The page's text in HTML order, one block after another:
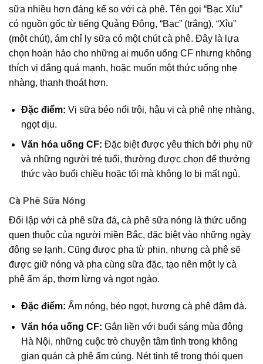
sữa nhiều hơn đáng kể so với cà phê. Tên gọi “Bạc Xỉu”
có nguồn gốc từ tiếng Quảng Đông, “Bạc” (trắng), “Xỉu”
(một chút), ám chỉ ly sữa có một chút cà phê. Đây là lựa
chọn hoàn hảo cho những ai muốn uống CF nhưng không
thích vị đắng quá mạnh, hoặc muốn một thức uống nhẹ
nhàng, thanh thoát hơn.
Đặc điểm: Vị sữa béo nổi trội, hậu vị cà phê nhẹ nhàng,
ngọt dịu.
Văn hóa uống CF: Đặc biệt được yêu thích bởi phụ nữ
và những người trẻ tuổi, thường được chọn để thưởng
thức vào buổi chiều hoặc tối mà không lo bị mất ngủ.
Cà Phê Sữa Nóng
Đối lập với cà phê sữa đá, cà phê sữa nóng là thức uống
quen thuộc của người miền Bắc, đặc biệt vào những ngày
đông se lạnh. Cũng được pha từ phin, nhưng cà phê sẽ
được giữ nóng và pha cùng sữa đặc, tạo nên một ly cà
phê ấm áp, thơm lừng và ngọt ngào.
Đặc điểm: Ấm nóng, béo ngọt, hương cà phê đậm đà.
Văn hóa uống CF: Gắn liền với buổi sáng mùa đông
Hà Nội, những cuộc trò chuyện tâm tình trong không
gian quán cà phê ấm cúng. Nét tinh tế trong thói quen